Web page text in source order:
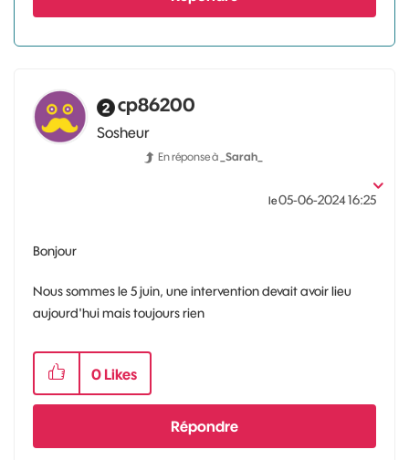
cp86200
Sosheur
En réponse à _Sarah_
le‎05-06-202416:25
Bonjour
Nous sommes le 5 juin, une intervention devait avoir lieu
aujourd'hui mais toujours rien
0 Likes
Répondre